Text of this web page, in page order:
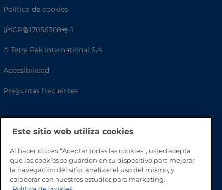
Política de cookies
沪ICP备17056308号-1
© Tetra Pak International S.A.
Accesibilidad
Preguntas frecuentes
Este sitio web utiliza cookies
Al hacer clic en “Aceptar todas las cookies”, usted acepta
que las cookies se guarden en su dispositivo para mejorar
la navegación del sitio, analizar el uso del mismo, y
colaborar con nuestros estudios para marketing.